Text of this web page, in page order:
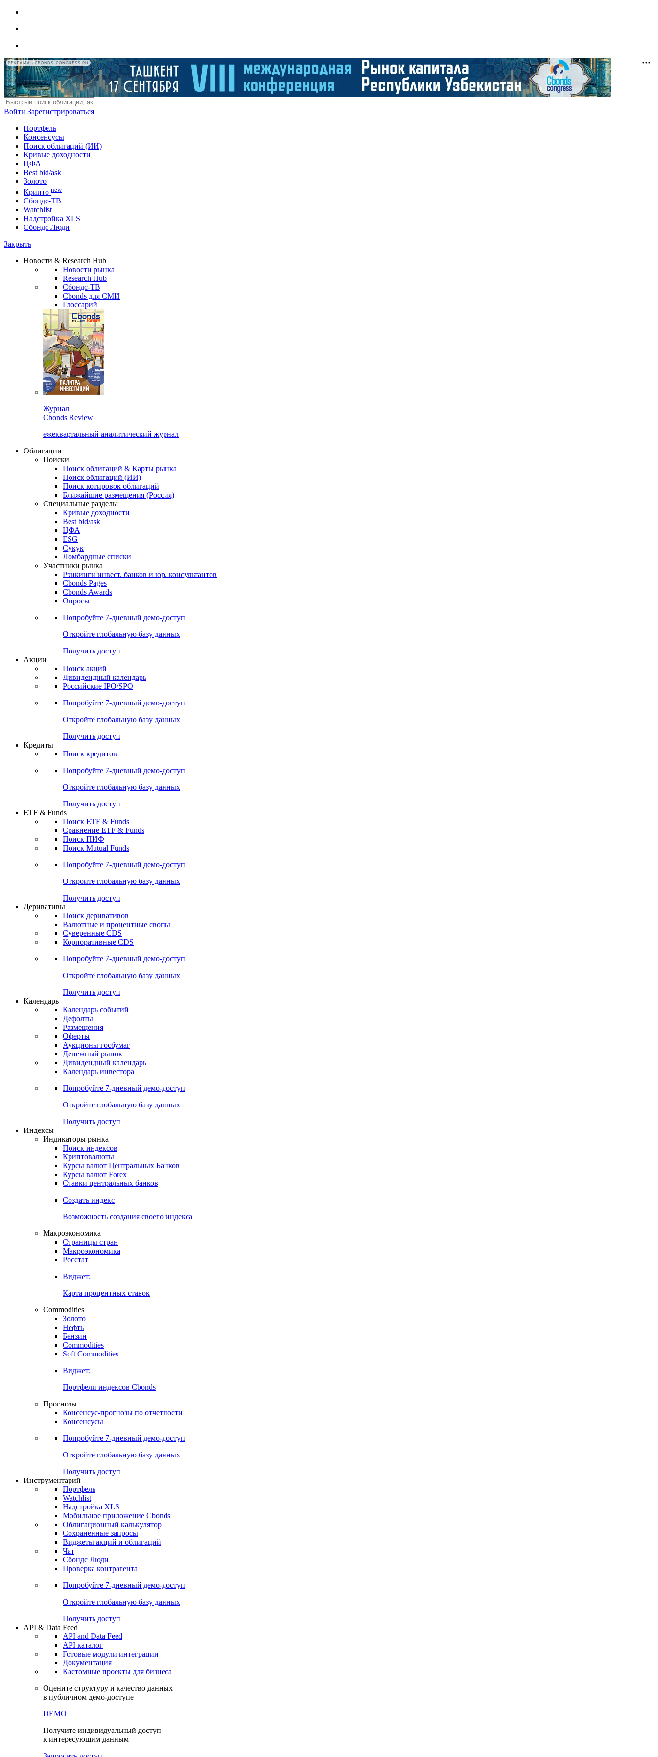
РЕКЛАМА • CBONDS-CONGRESS.RU
Войти Зарегистрироваться
Портфель
Консенсусы
Поиск облигаций (ИИ)
Кривые доходности
ЦФА
Best bid/ask
Золото
Крипто new
Сбондс-ТВ
Watchlist
Надстройка XLS
Сбондс Люди
Закрыть
Новости & Research Hub
Новости рынка
Research Hub
Сбондс-ТВ
Cbonds для СМИ
Глоссарий
Журнал
Cbonds Review
ежеквартальный аналитический журнал
Облигации
Поиски
Поиск облигаций & Карты рынка
Поиск облигаций (ИИ)
Поиск котировок облигаций
Ближайшие размещения (Россия)
Специальные разделы
Кривые доходности
Best bid/ask
ЦФА
ESG
Сукук
Ломбардные списки
Участники рынка
Рэнкинги инвест. банков и юр. консультантов
Cbonds Pages
Cbonds Awards
Опросы
Попробуйте 7-дневный демо-доступ
Откройте глобальную базу данных
Получить доступ
Акции
Поиск акций
Дивидендный календарь
Российские IPO/SPO
Попробуйте 7-дневный демо-доступ
Откройте глобальную базу данных
Получить доступ
Кредиты
Поиск кредитов
Попробуйте 7-дневный демо-доступ
Откройте глобальную базу данных
Получить доступ
ETF & Funds
Поиск ETF & Funds
Сравнение ETF & Funds
Поиск ПИФ
Поиск Mutual Funds
Попробуйте 7-дневный демо-доступ
Откройте глобальную базу данных
Получить доступ
Деривативы
Поиск деривативов
Валютные и процентные свопы
Суверенные CDS
Корпоративные CDS
Попробуйте 7-дневный демо-доступ
Откройте глобальную базу данных
Получить доступ
Календарь
Календарь событий
Дефолты
Размещения
Оферты
Аукционы госбумаг
Денежный рынок
Дивидендный календарь
Календарь инвестора
Попробуйте 7-дневный демо-доступ
Откройте глобальную базу данных
Получить доступ
Индексы
Индикаторы рынка
Поиск индексов
Криптовалюты
Курсы валют Центральных Банков
Курсы валют Forex
Ставки центральных банков
Создать индекс
Возможность создания своего индекса
Макроэкономика
Страницы стран
Макроэкономика
Росстат
Виджет:
Карта процентных ставок
Commodities
Золото
Нефть
Бензин
Commodities
Soft Commodities
Виджет:
Портфели индексов Cbonds
Прогнозы
Консенсус-прогнозы по отчетности
Консенсусы
Попробуйте 7-дневный демо-доступ
Откройте глобальную базу данных
Получить доступ
Инструментарий
Портфель
Watchlist
Надстройка XLS
Мобильное приложение Cbonds
Облигационный калькулятор
Сохраненные запросы
Виджеты акций и облигаций
Чат
Сбондс Люди
Проверка контрагента
Попробуйте 7-дневный демо-доступ
Откройте глобальную базу данных
Получить доступ
API & Data Feed
API and Data Feed
API каталог
Готовые модули интеграции
Документация
Кастомные проекты для бизнеса
Оцените структуру и качество данных
в публичном демо-доступе
DEMO
Получите индивидуальный доступ
к интересующим данным